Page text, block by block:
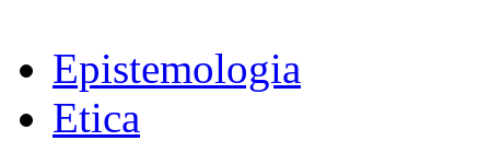
Epistemologia
Etica